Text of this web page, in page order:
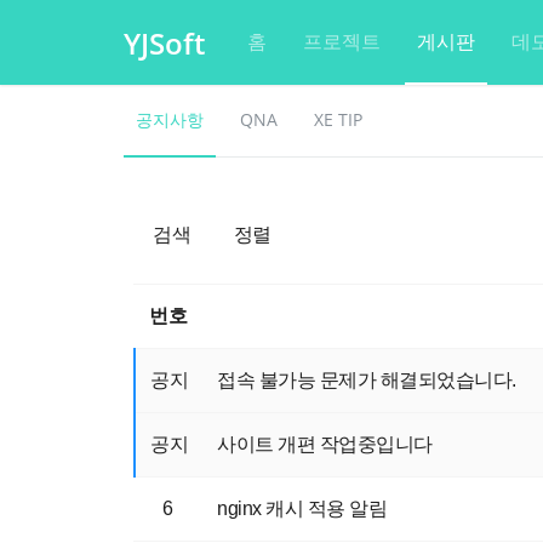
YJSoft 홈 프로젝트 게시판 데
공지사항 QNA XE TIP
검색 정렬
번호
공지 접속 불가능 문제가 해결되었습니다.
공지 사이트 개편 작업중입니다
6 nginx 캐시 적용 알림